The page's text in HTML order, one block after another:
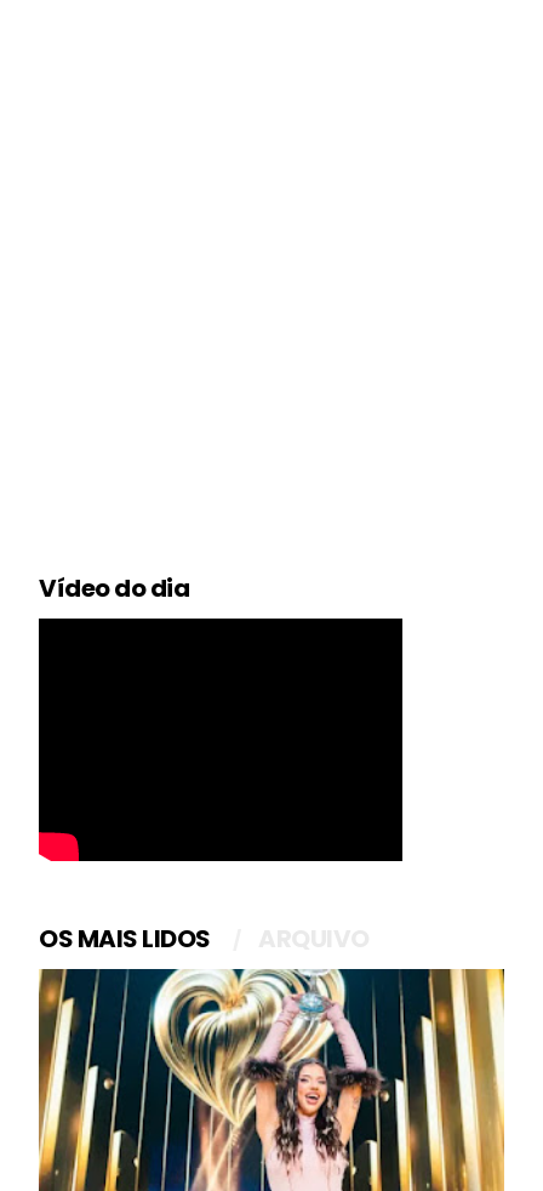
Vídeo do dia
OS MAIS LIDOS